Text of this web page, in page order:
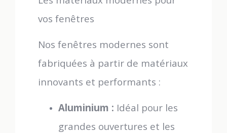
vos fenêtres
Nos fenêtres modernes sont
fabriquées à partir de matériaux
innovants et performants :
Aluminium : Idéal pour les
grandes ouvertures et les